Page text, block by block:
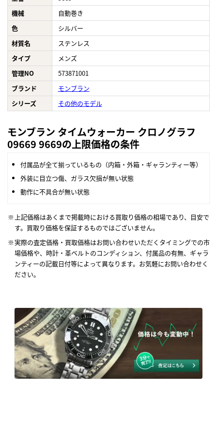
機械
自動巻き
色
シルバー
材質名
ステンレス
タイプ
メンズ
管理NO
573871001
ブランド
モンブラン
シリーズ
その他のモデル
モンブラン タイムウォーカー クロノグラフ
09669 9669の上限価格の条件
付属品が全て揃っているもの（内箱・外箱・ギャランティー等）
外装に目立つ傷、ガラス欠損が無い状態
動作に不具合が無い状態
上記価格はあくまで掲載時における買取り価格の相場であり、目安で
す。買取り価格を保証するものではございません。
実際の査定価格・買取価格はお問い合わせいただくタイミングでの市
場価格や、時計・革ベルトのコンディション、付属品の有無、ギャラ
ンティーの記載日付等によって異なります。お気軽にお問い合わせく
ださい。